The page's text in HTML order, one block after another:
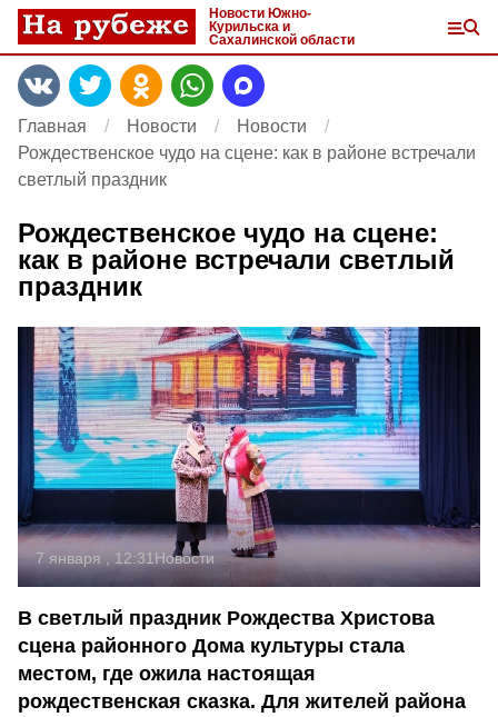
Новости Южно-
Курильска и
Сахалинской области
Главная Новости
Новости
Рождественское чудо на сцене: как в районе встречали
светлый праздник
Рождественское чудо на сцене:
как в районе встречали светлый
праздник
7 января , 12:31 Новости
В светлый праздник Рождества Христова
сцена районного Дома культуры стала
местом, где ожила настоящая
рождественская сказка. Для жителей района